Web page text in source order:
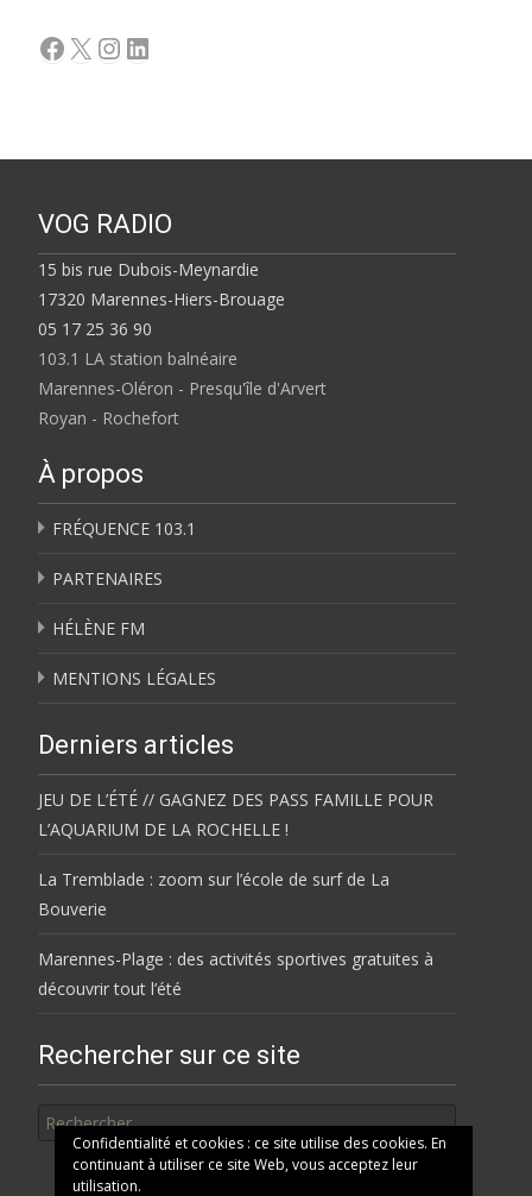
Facebook
X Instagram
LinkedIn
VOG RADIO
15 bis rue Dubois-Meynardie
17320 Marennes-Hiers-Brouage
05 17 25 36 90
103.1 LA station balnéaire
Marennes-Oléron - Presqu'île d'Arvert
Royan - Rochefort
À propos
FRÉQUENCE 103.1
PARTENAIRES
HÉLÈNE FM
MENTIONS LÉGALES
Derniers articles
JEU DE L’ÉTÉ // GAGNEZ DES PASS FAMILLE POUR
L’AQUARIUM DE LA ROCHELLE !
La Tremblade : zoom sur l’école de surf de La
Bouverie
Marennes-Plage : des activités sportives gratuites à
découvrir tout l’été
Rechercher sur ce site
Confidentialité et cookies : ce site utilise des cookies. En
continuant à utiliser ce site Web, vous acceptez leur
utilisation.